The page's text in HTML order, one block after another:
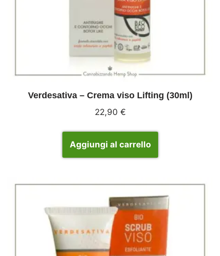
Verdesativa – Crema viso Lifting (30ml)
22,90 €
Aggiungi al carrello